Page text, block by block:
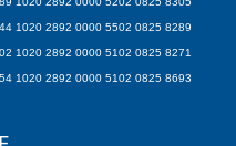
44 1020 2892 0000 5502 0825 8289
02 1020 2892 0000 5102 0825 8271
54 1020 2892 0000 5102 0825 8693